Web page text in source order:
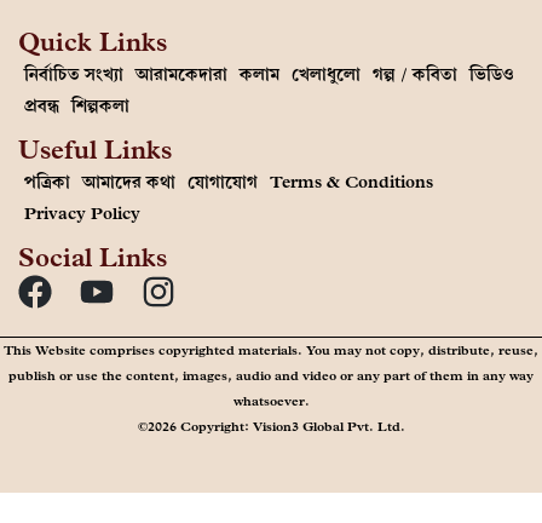
Quick Links
নির্বাচিত সংখ্যা আরামকেদারা কলাম খেলাধুলো গল্প / কবিতা ভিডিও
প্রবন্ধ শিল্পকলা
Useful Links
পত্রিকা আমাদের কথা যোগাযোগ Terms & Conditions
Privacy Policy
Social Links
This Website comprises copyrighted materials. You may not copy, distribute, reuse,
publish or use the content, images, audio and video or any part of them in any way
whatsoever.
©2026 Copyright: Vision3 Global Pvt. Ltd.